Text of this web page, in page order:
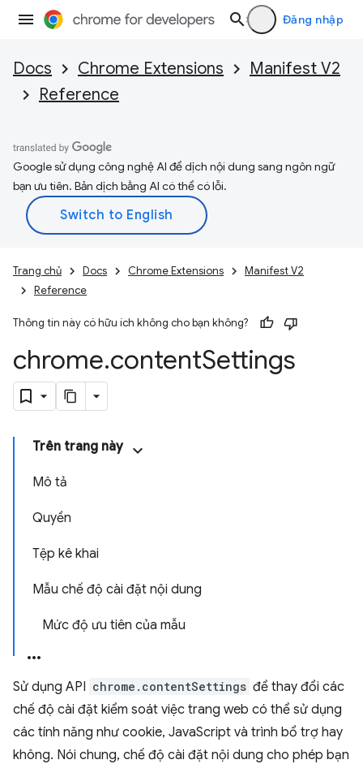
Đăng nhập
Docs Chrome Extensions
Manifest V2
Reference
Google sử dụng công nghệ AI để dịch nội dung sang ngôn ngữ
bạn ưu tiên. Bản dịch bằng AI có thể có lỗi.
Trang chủ Docs Chrome Extensions
Manifest V2
Reference
Thông tin này có hữu ích không cho bạn không?
chrome.contentSettings
Trên trang này
Mô tả
Quyền
Tệp kê khai
Mẫu chế độ cài đặt nội dung
Mức độ ưu tiên của mẫu
Sử dụng API chrome.contentSettings để thay đổi các
chế độ cài đặt kiểm soát việc trang web có thể sử dụng
các tính năng như cookie, JavaScript và trình bổ trợ hay
không. Nói chung, chế độ cài đặt nội dung cho phép bạn